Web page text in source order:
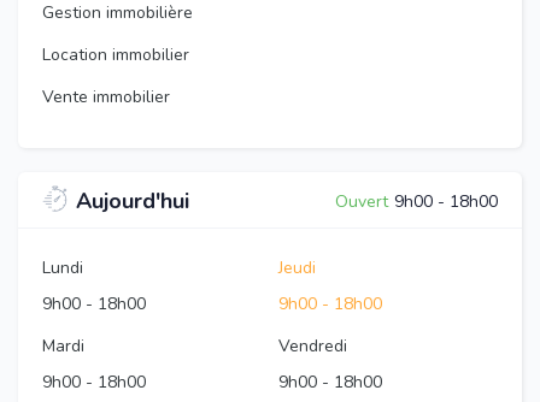
Gestion immobilière
Location immobilier
Vente immobilier
Aujourd'hui Ouvert 9h00 - 18h00
Lundi
9h00 - 18h00
Mardi
9h00 - 18h00
Jeudi
9h00 - 18h00
Vendredi
9h00 - 18h00